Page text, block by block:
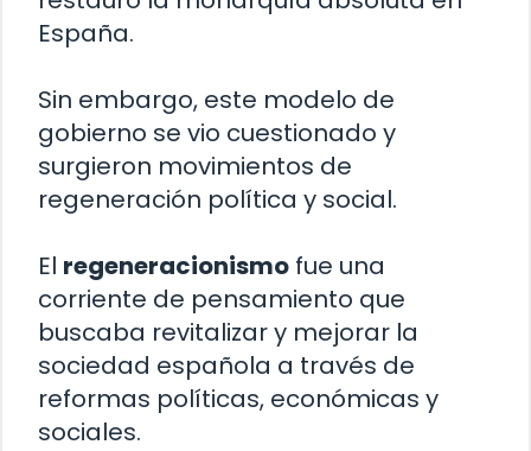
España.
Sin embargo, este modelo de
gobierno se vio cuestionado y
surgieron movimientos de
regeneración política y social.
El regeneracionismo fue una
corriente de pensamiento que
buscaba revitalizar y mejorar la
sociedad española a través de
reformas políticas, económicas y
sociales.